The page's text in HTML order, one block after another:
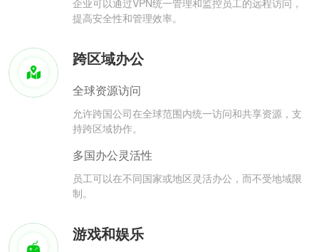
企业可以通过VPN统一管理和监控员工的远程访问，
提高安全性和管理效率。
跨区域办公
全球资源访问
允许跨国公司在全球范围内统一访问和共享资源，支
持跨区域协作。
多国办公灵活性
员工可以在不同国家或地区灵活办公，而不受地域限
制。
游戏和娱乐